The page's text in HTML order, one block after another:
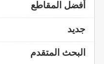
أفضل المقاطع
جديد
البحث المتقدم